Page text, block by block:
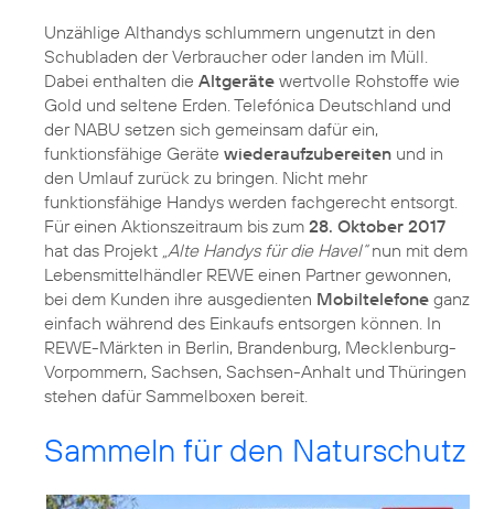
Unzählige Althandys schlummern ungenutzt in den
Schubladen der Verbraucher oder landen im Müll.
Dabei enthalten die Altgeräte wertvolle Rohstoffe wie
Gold und seltene Erden. Telefónica Deutschland und
der NABU setzen sich gemeinsam dafür ein,
funktionsfähige Geräte wiederaufzubereiten und in
den Umlauf zurück zu bringen. Nicht mehr
funktionsfähige Handys werden fachgerecht entsorgt.
Für einen Aktionszeitraum bis zum 28. Oktober 2017
hat das Projekt „Alte Handys für die Havel“nun mit dem
Lebensmittelhändler REWE einen Partner gewonnen,
bei dem Kunden ihre ausgedienten Mobiltelefone ganz
einfach während des Einkaufs entsorgen können. In
REWE-Märkten in Berlin, Brandenburg, Mecklenburg-
Vorpommern, Sachsen, Sachsen-Anhalt und Thüringen
stehen dafür Sammelboxen bereit.
Sammeln für den Naturschutz